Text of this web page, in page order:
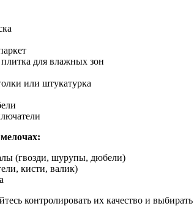
для влажных зон
или штукатурка
(гвозди, шурупы, дюбели)
кисти, валик)
контролировать их качество и